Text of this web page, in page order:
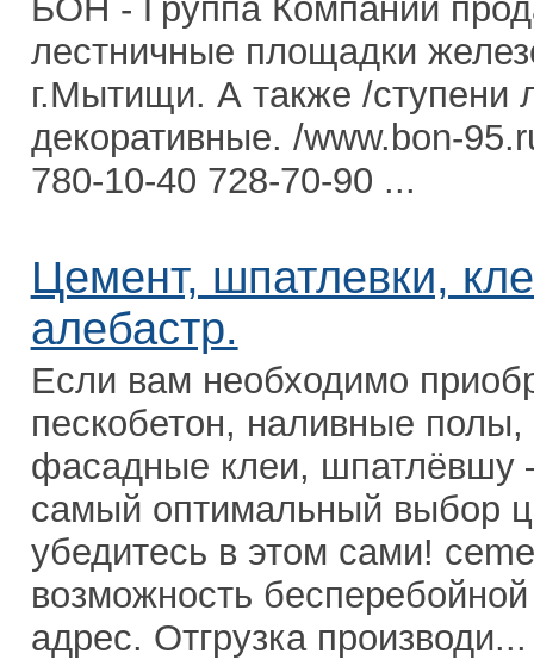
БОН - Группа Компаний
лестничные площадки
г.Мытищи. А также /ступени
декоративные. /www.bon-
780-10-40 728-70-90 ...
Цемент, шпатлевки,
алебастр.
Если вам необходимо
пескобетон, наливные
фасадные клеи, шпатлёвшу
самый оптимальный выбор
убедитесь в этом сами!
возможность
адрес. Отгрузка производи...